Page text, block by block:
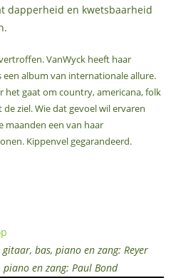
dapperheid en kwetsbaarheid
VanWyck heeft haar
album van internationale allure.
het gaat om country, americana, folk
ziel. Wie dat gevoel wil ervaren
maanden een van haar
Kippenvel gegarandeerd.
bas, piano en zang: Reyer
en zang: Paul Bond